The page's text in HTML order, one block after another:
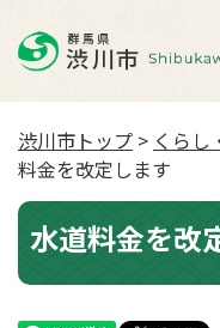
渋川市トップ > くらし
料金を改定します
水道料金を改